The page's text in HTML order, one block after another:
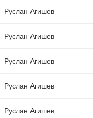
Руслан Агишев
Руслан Агишев
Руслан Агишев
Руслан Агишев
Руслан Агишев